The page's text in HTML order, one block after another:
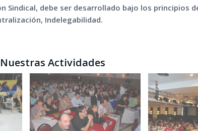
Sindical, debe ser desarrollado bajo los principios
Indelegabilidad.
Actividades